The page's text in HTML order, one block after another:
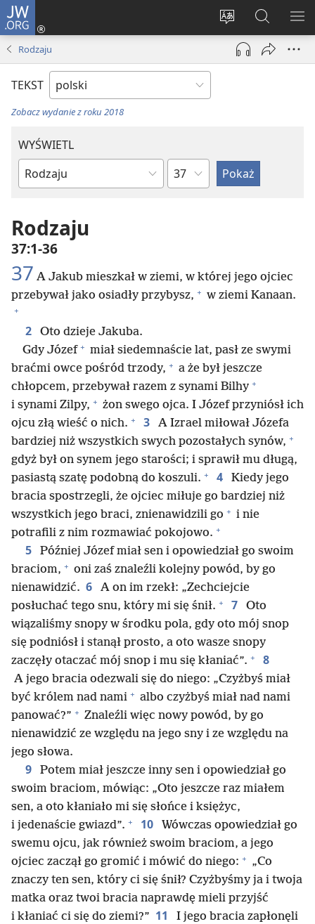
JW.ORG
Wybór
języka
Logowanie
(opens
window)
Szukaj
na
JW.ORG
Rodzaju
TEKST
Zobacz wydanie z roku 2018
WYŚWIETL
według
biblijnych
według
rozdziałów
Rodzaju
37:1-36
37 A Jakub mieszkał w ziemi, w której jego ojciec
przebywał jako osiadły przybysz, + w ziemi Kanaan.
+
2
Oto dzieje Jakuba.
Gdy Józef + miał siedemnaście lat, pasł ze swymi
braćmi owce pośród trzody, + a że był jeszcze
chłopcem, przebywał razem z synami Bilhy +
i synami Zilpy, + żon swego ojca. I Józef przyniósł ich
ojcu złą wieść o nich. + 3
A Izrael miłował Józefa
bardziej niż wszystkich swych pozostałych synów, +
gdyż był on synem jego starości; i sprawił mu długą,
pasiastą szatę podobną do koszuli. + 4
Kiedy jego
bracia spostrzegli, że ojciec miłuje go bardziej niż
wszystkich jego braci, znienawidzili go + i nie
potrafili z nim rozmawiać pokojowo. +
5
Później Józef miał sen i opowiedział go swoim
braciom, + oni zaś znaleźli kolejny powód, by go
nienawidzić. 6
A on im rzekł: „Zechciejcie
posłuchać tego snu, który mi się śnił. + 7
Oto
wiązaliśmy snopy w środku pola, gdy oto mój snop
się podniósł i stanął prosto, a oto wasze snopy
zaczęły otaczać mój snop i mu się kłaniać”. + 8
A jego bracia odezwali się do niego: „Czyżbyś miał
być królem nad nami + albo czyżbyś miał nad nami
panować?” + Znaleźli więc nowy powód, by go
nienawidzić ze względu na jego sny i ze względu na
jego słowa.
9
Potem miał jeszcze inny sen i opowiedział go
swoim braciom, mówiąc: „Oto jeszcze raz miałem
sen, a oto kłaniało mi się słońce i księżyc,
i jedenaście gwiazd”. + 10
Wówczas opowiedział go
swemu ojcu, jak również swoim braciom, a jego
ojciec zaczął go gromić i mówić do niego: + „Co
znaczy ten sen, który ci się śnił? Czyżbyśmy ja i twoja
matka oraz twoi bracia naprawdę mieli przyjść
i kłaniać ci się do ziemi?” 11
I jego bracia zapłonęli